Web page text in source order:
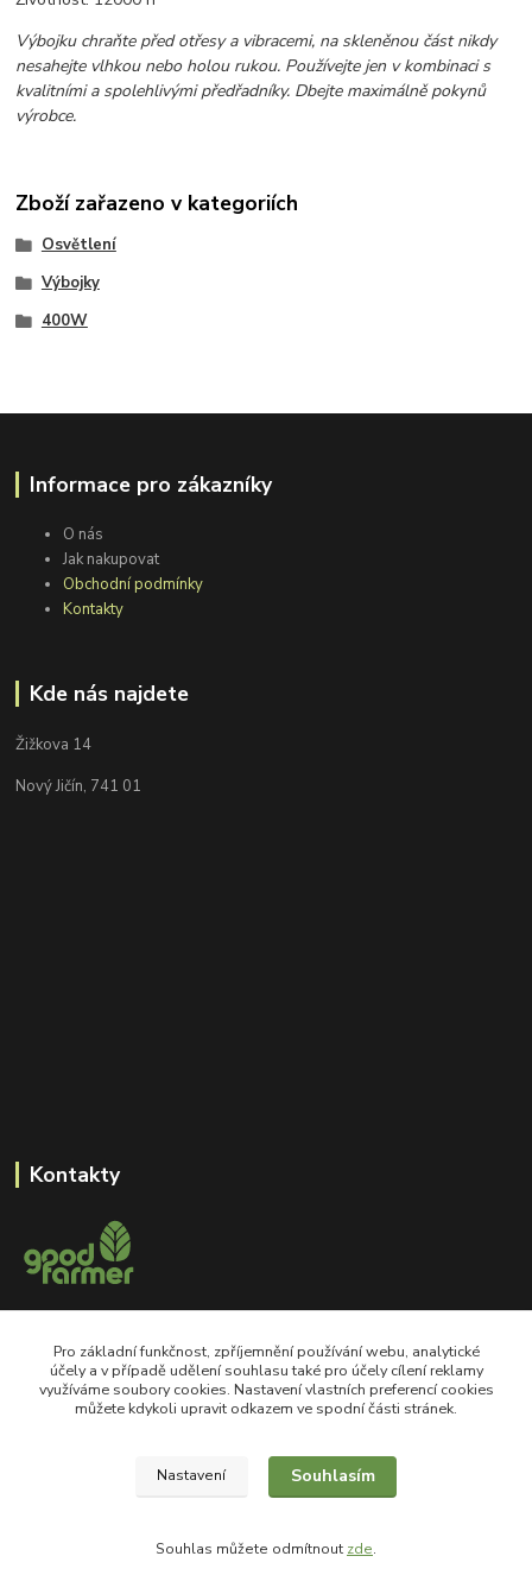
Výbojku chraňte před otřesy a vibracemi, na skleněnou část nikdy
nesahejte vlhkou nebo holou rukou. Používejte jen v kombinaci s
kvalitními a spolehlivými předřadníky. Dbejte maximálně pokynů
výrobce.
Zboží zařazeno v kategoriích
Osvětlení
Výbojky
400W
Informace pro zákazníky
O nás
Jak nakupovat
Obchodní podmínky
Kontakty
Kde nás najdete
Žižkova 14
Nový Jičín, 741 01
Kontakty
+420 605 550 660
Po-Pá, 8-18 hod
shop@goodfarmer.cz
©2008 goodfarmer.cz Všechna práva vyhrazena.
Pro základní funkčnost, zpříjemnění používání webu, analytické
účely a v případě udělení souhlasu také pro účely cílení reklamy
využíváme soubory cookies. Nastavení vlastních preferencí cookies
můžete kdykoli upravit odkazem ve spodní části stránek.
Nastavení Souhlasím
Souhlas můžete odmítnout zde.